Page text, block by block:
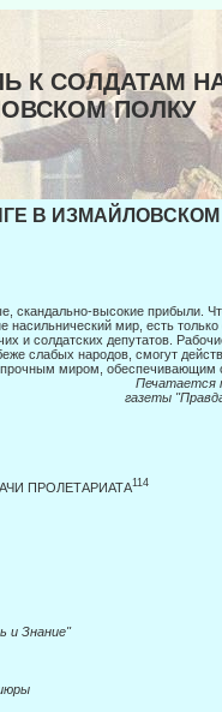
К СОЛДАТАМ
ПОЛКУ
В ИЗМАЙЛОВСКОМ
скандально-высокие прибыли.
на­сильнический мир, есть
и солдатских депутатов.
слабых народов, смогут
миром, обеспечивающим
г. Печатается по
ПРОЛЕТАРИАТА114
и Знание"